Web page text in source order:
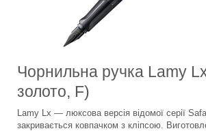
Чорнильна ручка Lamy
золото, F)
Lamy Lx — люксова версія відомої серії
закривається ковпачком з кліпсою.